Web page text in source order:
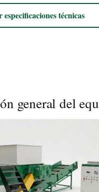
especificaciones técnicas
general del